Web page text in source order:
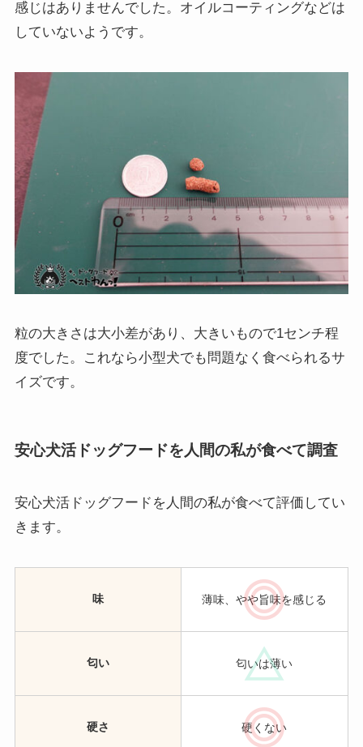
感じはありませんでした。オイルコーティングなどは
していないようです。
粒の大きさは大小差があり、大きいもので1センチ程
度でした。これなら小型犬でも問題なく食べられるサ
イズです。
安心犬活ドッグフードを人間の私が食べて調査
安心犬活ドッグフードを人間の私が食べて評価してい
きます。
味 薄味、やや旨味を感じる
匂い 匂いは薄い
硬さ 硬くない